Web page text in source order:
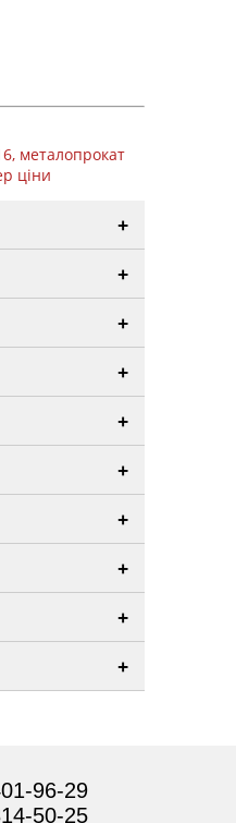
металопрокат
ціни
+
+
+
+
+
+
+
+
+
+
96-29
50-25